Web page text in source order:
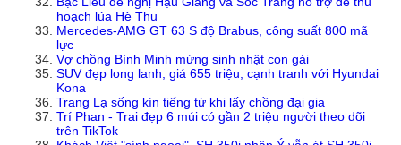
hoạch lúa Hè Thu
Mercedes-AMG GT 63 S độ Brabus, công suất 800 mã
lực
Vợ chồng Bình Minh mừng sinh nhật con gái
SUV đẹp long lanh, giá 655 triệu, cạnh tranh với Hyundai
Kona
Trang Lạ sống kín tiếng từ khi lấy chồng đại gia
Trí Phan - Trai đẹp 6 múi có gần 2 triệu người theo dõi
trên TikTok